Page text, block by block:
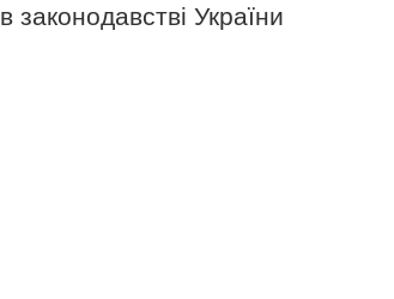
законодавстві України